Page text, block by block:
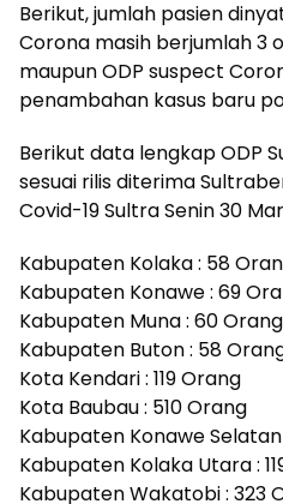
Berikut, jumlah pasien
Corona masih berjumlah 3
maupun ODP suspect
penambahan kasus baru
Berikut data lengkap ODP
sesuai rilis diterima
Covid-19 Sultra Senin 30
Kabupaten Kolaka : 58
Kabupaten Konawe : 69
Kabupaten Muna : 60 Orang
Kabupaten Buton : 58
Kota Kendari : 119 Orang
Kota Baubau : 510 Orang
Kabupaten Konawe
Kabupaten Kolaka Utara :
Kabupaten Wakatobi : 323